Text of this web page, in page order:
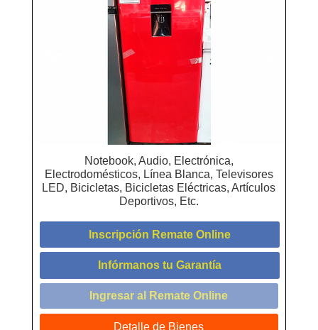
Notebook, Audio, Electrónica,
Electrodomésticos, Línea Blanca, Televisores
LED, Bicicletas, Bicicletas Eléctricas, Artículos
Deportivos, Etc.
Inscripción Remate Online
Infórmanos tu Garantía
Ingresar al Remate Online
Detalle de Bienes